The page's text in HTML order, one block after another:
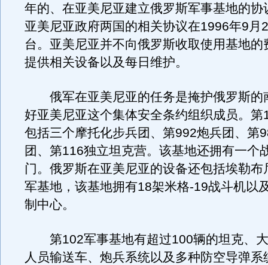
年的、在亚美尼亚建立俄罗斯军事基地的协
亚美尼亚政府两国的相关协议在1996年9月
台。亚美尼亚并不向俄罗斯收取使用基地的
提供相关设备以及每日维护。
俄军在亚美尼亚的任务是掩护俄罗斯的
好亚美尼亚这个集体安全条约组织成员。第
包括三个摩托化步兵团、第992炮兵团、第
团、第116独立坦克营。该基地还拥有一个
门。俄罗斯在亚美尼亚的设备还包括埃勒
军基地，该基地拥有18架米格-19战斗机以
制中心。
第102军事基地有超过100辆的坦克、
人员输送车、炮兵系统以及多种防空导弹系